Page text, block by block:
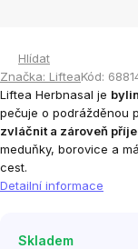
Hlídat
Značka: LifteaKód:
Liftea Herbnasal je
pečuje o podrážděnou
zvláčnit a zároveň
meduňky, borovice a
cest.
Detailní informace
Skladem